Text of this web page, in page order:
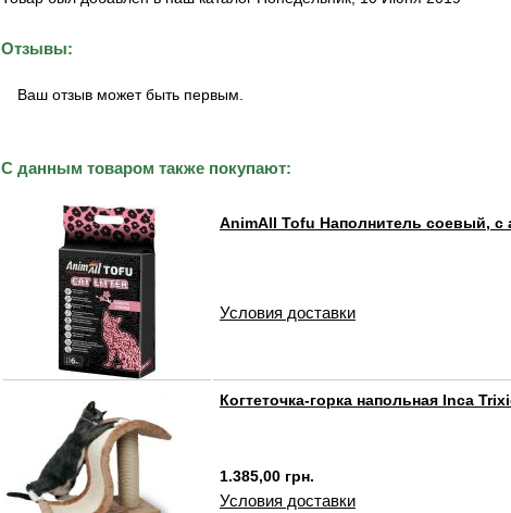
Отзывы:
Ваш отзыв может быть первым.
С данным товаром также покупают:
AnimAll Tofu Наполнитель соевый, с
Условия доставки
Когтеточка-горка напольная Inca
1.385,00 грн.
Условия доставки